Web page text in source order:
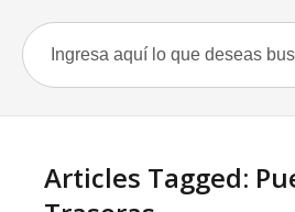
Articles Tagged: